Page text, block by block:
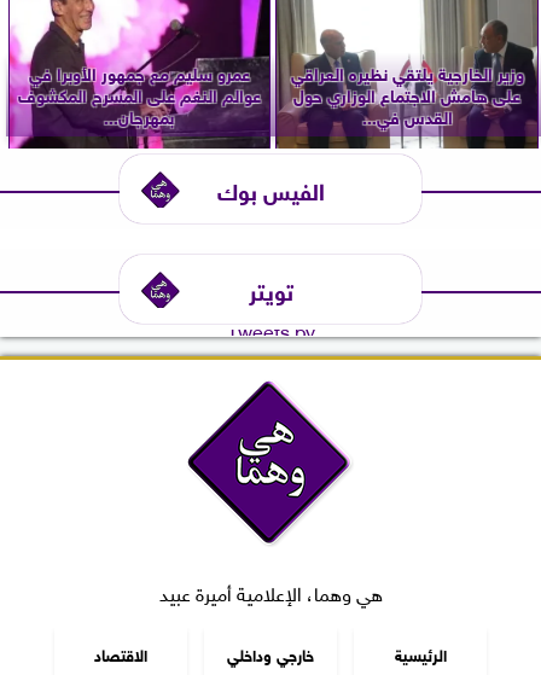
وزير الخارجية يلتقي نظيره العراقي
على هامش الاجتماع الوزاري حول
القدس في...
عمرو سليم مع جمهور الأوبرا في
عوالم النغم على المسرح المكشوف
بمهرجان...
الفيس بوك
تويتر
Tweets by
هي وهما، الإعلامية أميرة عبيد
الرئيسية خارجي وداخلي الاقتصاد